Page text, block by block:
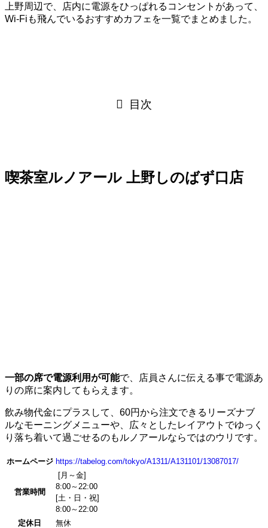
上野周辺で、店内に電源をひっぱれるコンセントがあって、
Wi-Fiも飛んでいるおすすめカフェを一覧でまとめました。
目次
喫茶室ルノアール 上野しのばず口店
一部の席で電源利用が可能で、店員さんに伝える事で電源あ
りの席に案内してもらえます。
飲み物代金にプラスして、60円から注文できるリーズナブ
ルなモーニングメニューや、広々としたレイアウトでゆっく
り落ち着いて過ごせるのもルノアールならではのウリです。
ホームページ https://tabelog.com/tokyo/A1311/A131101/13087017/
営業時間
[月～金]
8:00～22:00
[土・日・祝]
8:00～22:00
定休日
無休